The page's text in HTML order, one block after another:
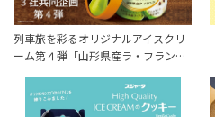
列車旅を彩るオリジナルアイスクリ
ーム第４弾「山形県産ラ・フラン…